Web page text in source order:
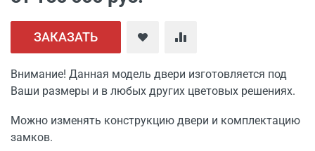
ЗАКАЗАТЬ
Внимание! Данная модель двери изготовляется под
Ваши размеры и в любых других цветовых решениях.
Можно изменять конструкцию двери и комплектацию
замков.